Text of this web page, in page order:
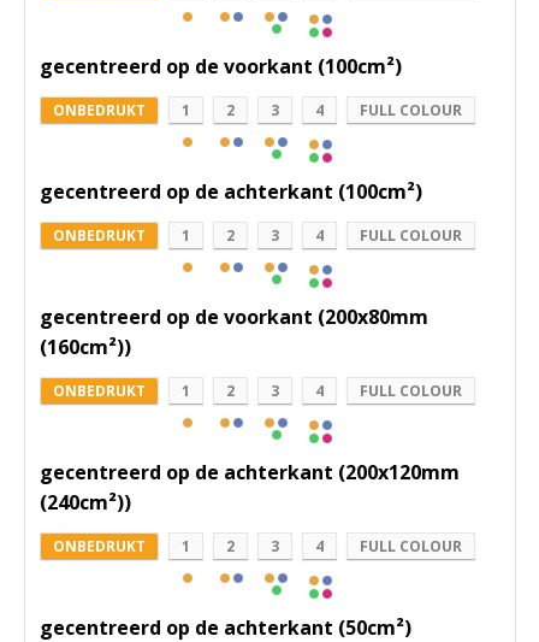
gecentreerd op de voorkant (100cm²)
ONBEDRUKT 1 2 3 4 FULL COLOUR
gecentreerd op de achterkant (100cm²)
ONBEDRUKT 1 2 3 4 FULL COLOUR
gecentreerd op de voorkant (200x80mm
(160cm²))
ONBEDRUKT 1 2 3 4 FULL COLOUR
gecentreerd op de achterkant (200x120mm
(240cm²))
ONBEDRUKT 1 2 3 4 FULL COLOUR
gecentreerd op de achterkant (50cm²)